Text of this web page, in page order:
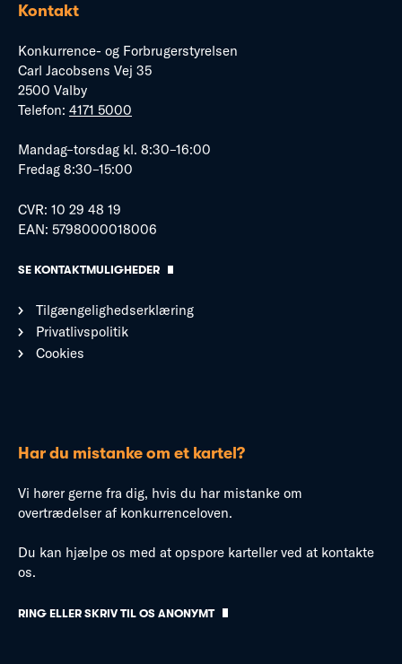
Kontakt
Konkurrence- og Forbrugerstyrelsen
Carl Jacobsens Vej 35
2500 Valby
Telefon: 4171 5000
Mandag–torsdag kl. 8:30–16:00
Fredag 8:30–15:00
CVR: 10 29 48 19
EAN: 5798000018006
SE KONTAKTMULIGHEDER
Tilgængelighedserklæring
Privatlivspolitik
Cookies
Har du mistanke om et kartel?
Vi hører gerne fra dig, hvis du har mistanke om
overtrædelser af konkurrenceloven.
Du kan hjælpe os med at opspore karteller ved at kontakte
os.
RING ELLER SKRIV TIL OS ANONYMT